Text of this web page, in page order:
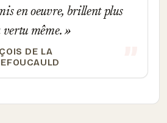
en oeuvre, brillent plus
vertu même.
DE LA